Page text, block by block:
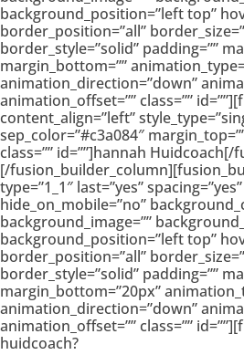
background_position=”left top”
border_position=”all”
border_style=”solid” padding=””
margin_bottom=””
animation_direction=”down”
animation_offset=”” class=””
content_align=”left”
sep_color=”#c3a084″
class=”” id=””]hannah Huidcoach[/
[/
type=”1_1″ last=”yes”
hide_on_mobile=”no”
background_image=””
background_position=”left top”
border_position=”all”
border_style=”solid” padding=””
margin_bottom=”20px”
animation_direction=”down”
animation_offset=”” class=””
huidcoach?